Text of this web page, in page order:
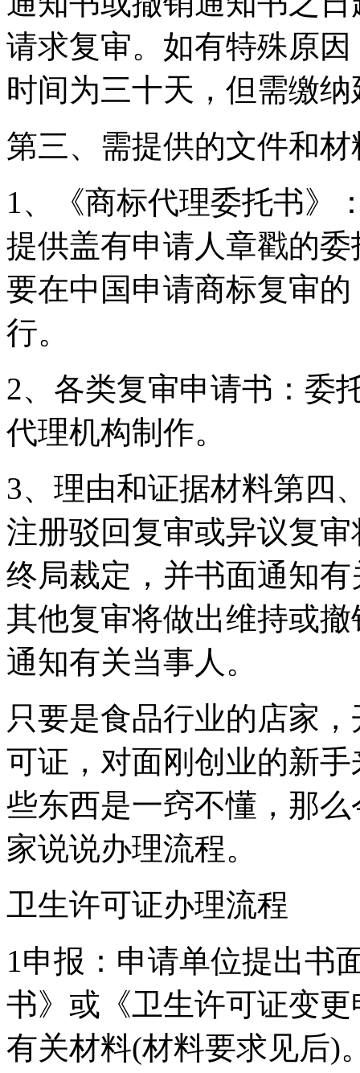
请求复审。如有特殊原
时间为三十天，但需缴
第三、需提供的文件和材
1、《商标代理委托书》
提供盖有申请人章戳的
要在中国申请商标复审
行。
2、各类复审申请书：委
代理机构制作。
3、理由和证据材料第四
注册驳回复审或异议复
终局裁定，并书面通知
其他复审将做出维持或
通知有关当事人。
只要是食品行业的店家
可证，对面刚创业的新
些东西是一窍不懂，那
家说说办理流程。
卫生许可证办理流程
1申报：申请单位提出书
书》或《卫生许可证变
有关材料(材料要求见